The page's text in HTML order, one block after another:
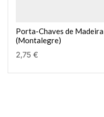
Porta-Chaves de Madeira
(Montalegre)
2,75 €